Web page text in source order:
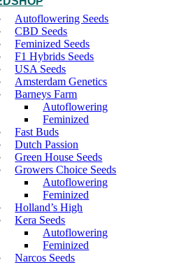
Autoflowering Seeds
CBD Seeds
Feminized Seeds
F1 Hybrids Seeds
USA Seeds
Amsterdam Genetics
Barneys Farm
Autoflowering
Feminized
Fast Buds
Dutch Passion
Green House Seeds
Growers Choice Seeds
Autoflowering
Feminized
Holland’s High
Kera Seeds
Autoflowering
Feminized
Narcos Seeds